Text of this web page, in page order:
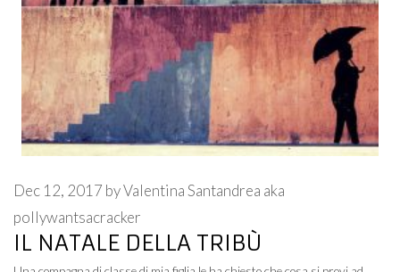
IL NATALE DELLA TRIBÙ
Dec 12, 2017 byValentina Santandrea aka
pollywantsacracker